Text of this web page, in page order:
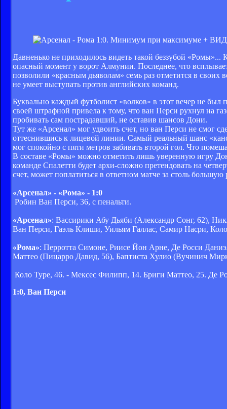
Давненько не приходилось видеть такой беззубой «Ромы»...
опасный момент у ворот Алмунии. Последнее, что
позволили «красным дьяволам» семь раз отметится в
не умеет выступать против английских команд.
Буквально каждый футболист «волков» в этот вечер не
своей штрафной привела к тому, что ван Перси рухнул на
пробивать сам пострадавший, не оставив шансов Дони.
Тут же «Арсенал» мог удвоить счет, но ван Перси не смог
оттеснившись к лицевой линии. Самый реальный шанс
мог спокойно с пяти метров забивать второй гол. Что
В составе «Ромы» можно отметить лишь уверенную игру
команде Спалетти будет архи-сложно претендовать на
счет, может поплатиться в ответном матче за столь большую
«Арсенал» - «Рома» - 1:0
Робин Ван Перси, 36, с пенальти.
«Арсенал»: Вассирики Абу Дьяби (Александр Сонг, 62),
Ван Перси, Гаэль Клиши, Уильям Галлас, Самир Насри,
«Рома»: Перротта Симоне, Риисе Йон Арне, Де Росси
Маттео (Пицарро Давид, 56), Баптиста Хулио (Вучинич
Коло Туре, 46. - Мексес Филипп, 14. Бриги Маттео, 25. Де
1:0, Ван Перси